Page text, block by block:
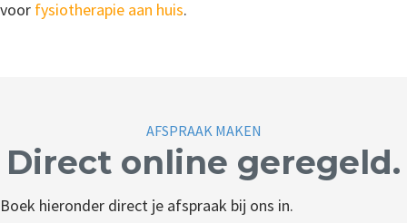
voor fysiotherapie aan huis.
AFSPRAAK MAKEN
Direct online geregeld.
Boek hieronder direct je afspraak bij ons in.